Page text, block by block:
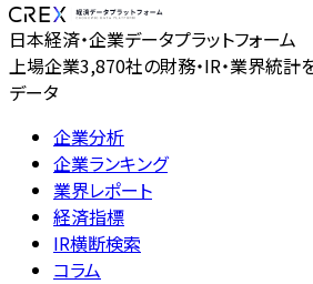
日本経済・企業データプラットフォーム
上場企業3,870社の財務・IR・業界統計
データ
企業分析
企業ランキング
業界レポート
経済指標
IR横断検索
コラム